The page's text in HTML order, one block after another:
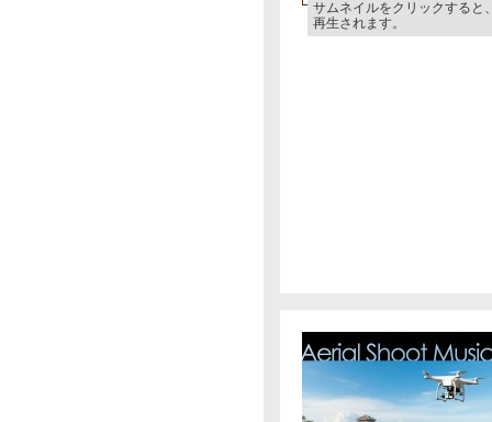
サムネイルをクリックすると
再生されます。